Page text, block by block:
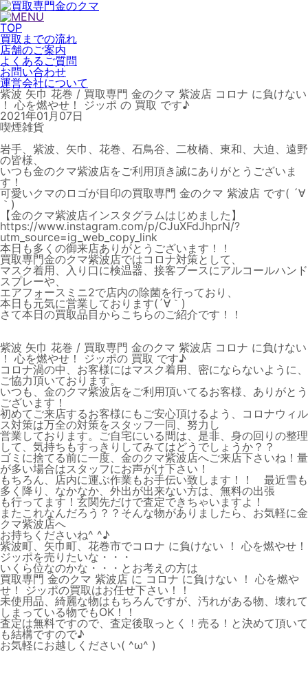
TOP
買取までの流れ
店舗のご案内
よくあるご質問
お問い合わせ
運営会社について
紫波 矢巾 花巻 / 買取専門 金のクマ 紫波店 コロナ に負けない
！ 心を燃やせ！ ジッポ の 買取 です♪
2021年01月07日
喫煙雑貨
岩手、紫波、矢巾、花巻、石鳥谷、二枚橋、東和、大迫、遠野
の皆様、
いつも金のクマ紫波店をご利用頂き誠にありがとうございま
す！
可愛いクマのロゴが目印の買取専門 金のクマ 紫波店 です( ´∀
｀)
【金のクマ紫波店インスタグラムはじめました】
https://www.instagram.com/p/CJuXFdJhprN/?
utm_source=ig_web_copy_link
本日も多くの御来店ありがとうございます！！
買取専門金のクマ紫波店ではコロナ対策として、
マスク着用、入り口に検温器、接客ブースにアルコールハンド
スプレーや、
エアフォースミニ2で店内の除菌を行っており、
本日も元気に営業しております(´∀｀)
さて本日の買取品目からこちらのご紹介です！！
紫波 矢巾 花巻 / 買取専門 金のクマ 紫波店 コロナ に負けない
！ 心を燃やせ！ ジッポの 買取 です♪
コロナ渦の中、お客様にはマスク着用、密にならないように、
ご協力頂いております。
いつも、金のクマ紫波店をご利用頂いてるお客様、ありがとう
ございます！
初めてご来店するお客様にもご安心頂けるよう、コロナウィル
ス対策は万全の対策をスタッフ一同、努力し
営業しております。ご自宅にいる間は、是非、身の回りの整理
して、気持ちもすっきりしてみてはどうでしょうか？？
ゴミに捨てる前に一度、金のクマ紫波店へご来店下さいね！量
が多い場合はスタッフにお声がけ下さい！
もちろん、店内に運ぶ作業もお手伝い致します！！ 最近雪も
多く降り、なかなか、外出が出来ない方は、無料の出張
も行ってます！玄関先だけで査定できちゃいますよ！
またこれなんだろう？？そんな物がありましたら、お気軽に金
クマ紫波店へ
お持ちくださいね^ ^♪
紫波町、矢巾町、花巻市でコロナ に負けない ！ 心を燃やせ！
ジッポを売りたいな・・・
いくら位なのかな・・・とお考えの方は
買取専門 金のクマ 紫波店 に コロナ に負けない ！ 心を燃や
せ！ ジッポの買取はお任せ下さい！！
未使用品、綺麗な物はもちろんですが、汚れがある物、壊れて
しまっている物でもOK！！
査定は無料ですので、査定後取っとく！売る！と決めて頂いて
も結構ですので♪
お気軽にお越しください( ^ω^ )